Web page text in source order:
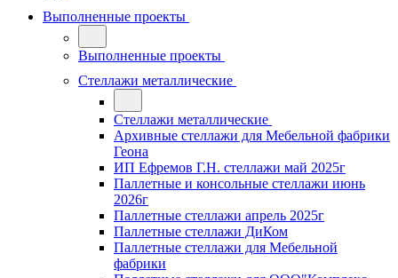
Выполненные проекты
Выполненные проекты
Стеллажи металлические
Стеллажи металлические
Архивные стеллажи для Мебельной фабрики
Геона
ИП Ефремов Г.Н. стеллажи май 2025г
Паллетные и консольные стеллажи июнь
2026г
Паллетные стеллажи апрель 2025г
Паллетные стеллажи ДиКом
Паллетные стеллажи для Мебельной
фабрики